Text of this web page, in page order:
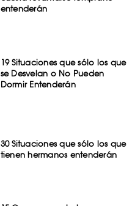
entenderán
19 Situaciones que sólo los que
se Desvelan o No Pueden
Dormir Entenderán
30 Situaciones que sólo los que
tienen hermanos entenderán